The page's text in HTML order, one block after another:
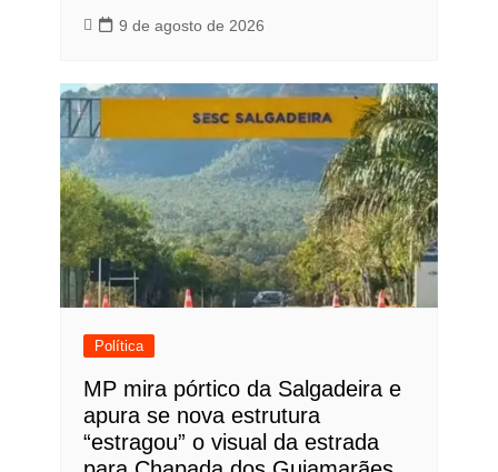
9 de agosto de 2026
Política
MP mira pórtico da Salgadeira e
apura se nova estrutura
“estragou” o visual da estrada